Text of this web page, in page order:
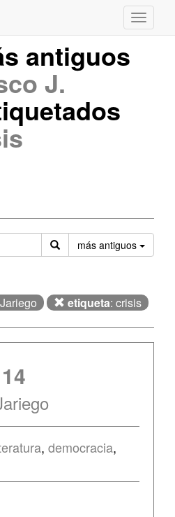
antiguos
J.
más antiguos
etiqueta: crisis
, democracia,